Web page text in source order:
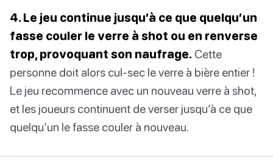
4. Le jeu continue jusqu’à ce que quelqu’un
fasse couler le verre à shot ou en renverse
trop, provoquant son naufrage. Cette
personne doit alors cul-sec le verre à bière entier !
Le jeu recommence avec un nouveau verre à shot,
et les joueurs continuent de verser jusqu’à ce que
quelqu’un le fasse couler à nouveau.